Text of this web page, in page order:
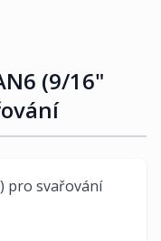
(9/16"
pro svařování